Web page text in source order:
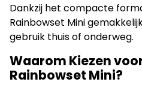
Dankzij het compacte
Rainbowset Mini
gebruik thuis of onderweg.
Waarom Kiezen
Rainbowset Mini?